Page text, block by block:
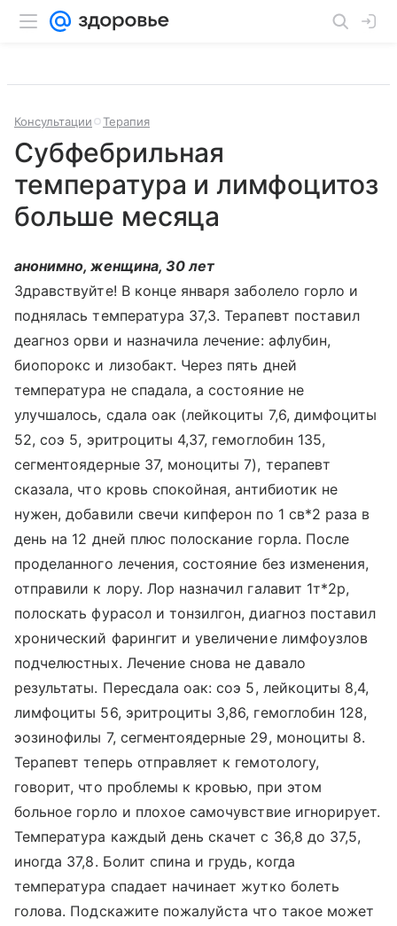
Консультации Терапия
Субфебрильная
температура и лимфоцитоз
больше месяца
анонимно, женщина, 30 лет
Здравствуйте! В конце января заболело горло и
поднялась температура 37,3. Терапевт поставил
деагноз орви и назначила лечение: афлубин,
биопорокс и лизобакт. Через пять дней
температура не спадала, а состояние не
улучшалось, сдала оак (лейкоциты 7,6, димфоциты
52, соэ 5, эритроциты 4,37, гемоглобин 135,
сегментоядерные 37, моноциты 7), терапевт
сказала, что кровь спокойная, антибиотик не
нужен, добавили свечи кипферон по 1 св*2 раза в
день на 12 дней плюс полоскание горла. После
проделанного лечения, состояние без изменения,
отправили к лору. Лор назначил галавит 1т*2р,
полоскать фурасол и тонзилгон, диагноз поставил
хронический фарингит и увеличение лимфоузлов
подчелюстных. Лечение снова не давало
результаты. Пересдала оак: соэ 5, лейкоциты 8,4,
лимфоциты 56, эритроциты 3,86, гемоглобин 128,
эозинофилы 7, сегментоядерные 29, моноциты 8.
Терапевт теперь отправляет к гемотологу,
говорит, что проблемы к кровью, при этом
больное горло и плохое самочувствие игнорирует.
Температура каждый день скачет с 36,8 до 37,5,
иногда 37,8. Болит спина и грудь, когда
температура спадает начинает жутко болеть
голова. Подскажите пожалуйста что такое может